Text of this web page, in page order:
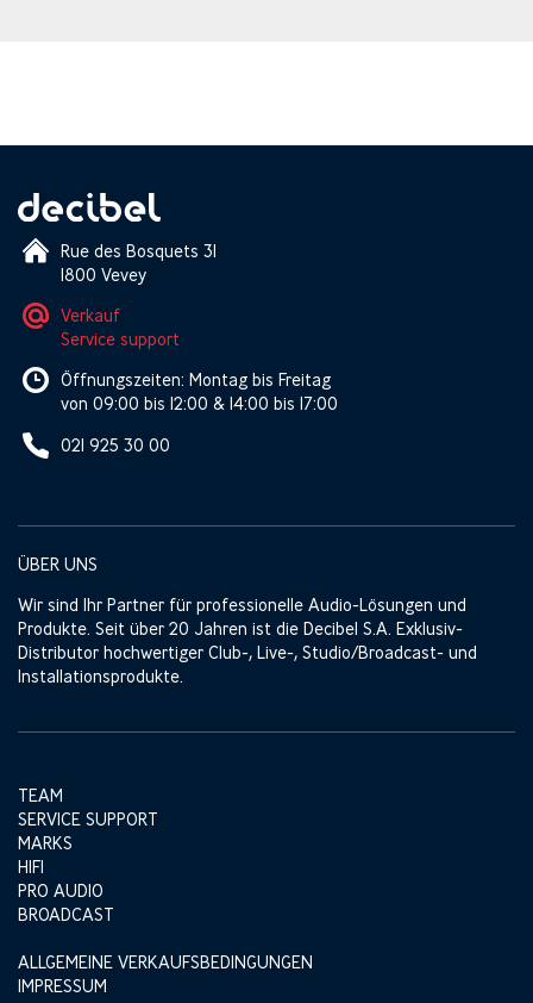
Rue des Bosquets 31
1800 Vevey
Verkauf
Service support
Öffnungszeiten: Montag bis Freitag
von 09:00 bis 12:00 & 14:00 bis 17:00
021 925 30 00
ÜBER UNS
Wir sind Ihr Partner für professionelle Audio-Lösungen und
Produkte. Seit über 20 Jahren ist die Decibel S.A. Exklusiv-
Distributor hochwertiger Club-, Live-, Studio/Broadcast- und
Installationsprodukte.
TEAM
SERVICE SUPPORT
MARKS
HIFI
PRO AUDIO
BROADCAST
ALLGEMEINE VERKAUFSBEDINGUNGEN
IMPRESSUM